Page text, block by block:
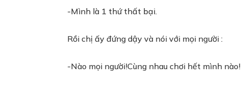
-Mình là 1 thứ thất bại.
Rồi chị ấy đứng dậy và nói với mọi người :
-Nào mọi người!Cùng nhau chơi hết mình nào!